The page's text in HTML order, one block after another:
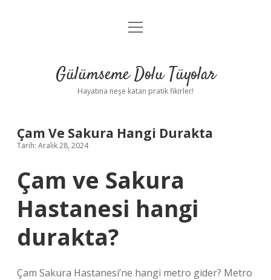
Anasayfa
Yasal Uyarı
menüyü
Gülümseme Dolu Tüyolar
Hayatına neşe katan pratik fikirler!
Çam Ve Sakura Hangi Durakta
Tarih: Aralık 28, 2024
Çam ve Sakura
Hastanesi hangi
durakta?
Çam Sakura Hastanesi’ne hangi metro gider? Metro